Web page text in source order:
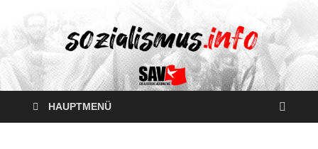
HAUPTMENÜ